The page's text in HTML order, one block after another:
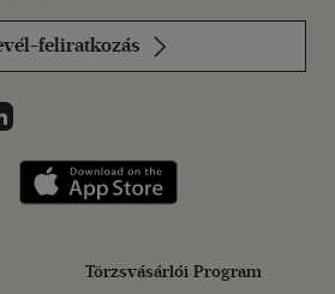
feliratkozás
on
Instagramon
Libri a LinkedInen
applikáció Szerezd meg: Google
Törzsvásárlói Program